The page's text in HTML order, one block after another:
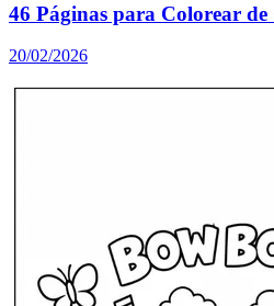
46 Páginas para Colorear
20/02/2026